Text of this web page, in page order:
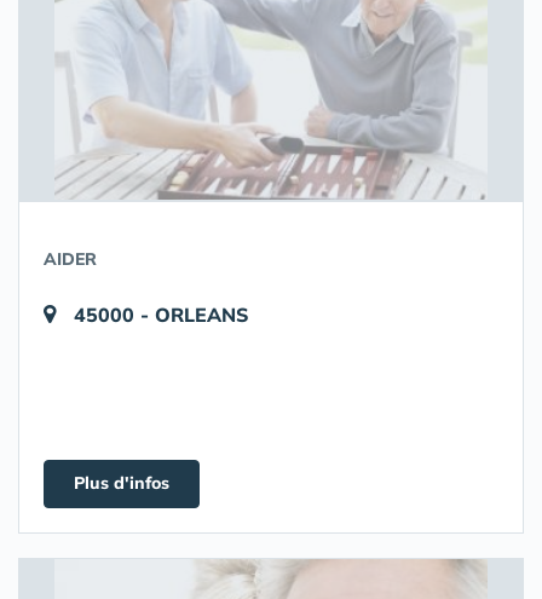
AIDER
45000 - ORLEANS
Plus d'infos